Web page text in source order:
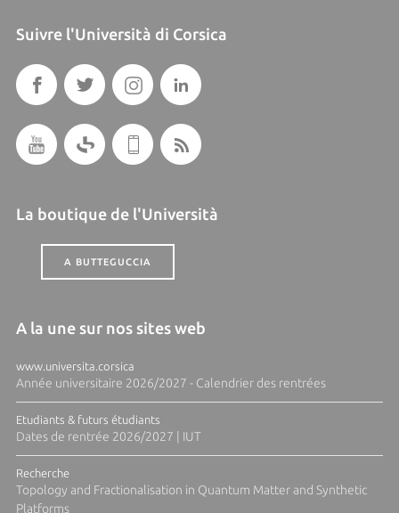
Suivre l'Università di Corsica
La boutique de l'Università
A BUTTEGUCCIA
A la une sur nos sites web
www.universita.corsica
Année universitaire 2026/2027 - Calendrier des rentrées
Etudiants & futurs étudiants
Dates de rentrée 2026/2027 | IUT
Recherche
Topology and Fractionalisation in Quantum Matter and Synthetic
Platforms